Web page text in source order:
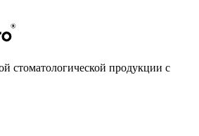
стоматологической продукции с